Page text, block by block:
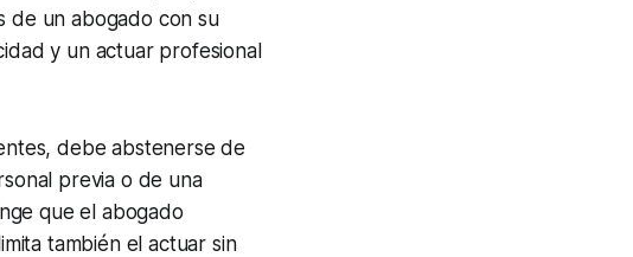
de un abogado con su
y un actuar profesional
debe abstenerse de
previa o de una
que el abogado
también el actuar sin